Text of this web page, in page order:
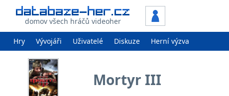
domov všech hráčů videoher
Hry Vývojáři Uživatelé Diskuze Herní výzva
Mortyr III